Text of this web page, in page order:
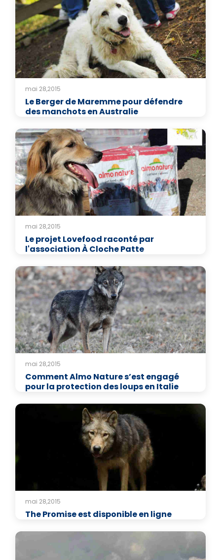
mai 28,2015
Le Berger de Maremme pour défendre
des manchots en Australie
mai 28,2015
Le projet Lovefood raconté par
l'association À Cloche Patte
mai 28,2015
Comment Almo Nature s’est engagé
pour la protection des loups en Italie
mai 28,2015
The Promise est disponible en ligne